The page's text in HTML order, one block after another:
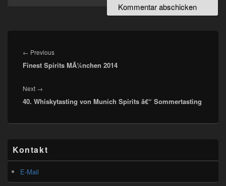
← PreviousPrevious
post:
Finest Spirits MÃ¼nchen 2014
Next →
post:
40. Whiskytasting von Munich Spirits â€“ Sommertasting
Seitenleisten
Widget-
Bereich
Kontakt
E-Mail